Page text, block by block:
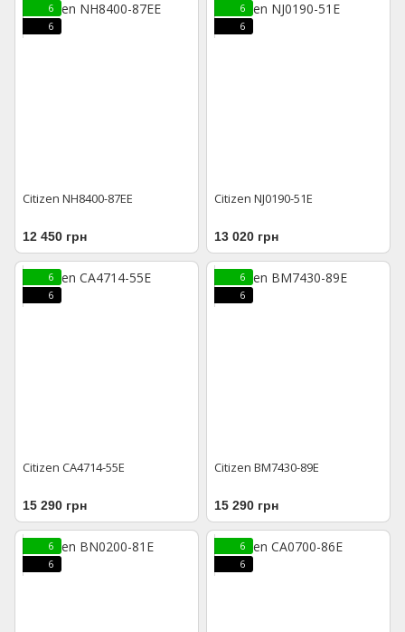
6
6
Citizen NH8400-87EE
12 450 грн
6
6
Citizen NJ0190-51E
13 020 грн
6
6
Citizen CA4714-55E
15 290 грн
6
6
Citizen BM7430-89E
15 290 грн
6
6
6
6